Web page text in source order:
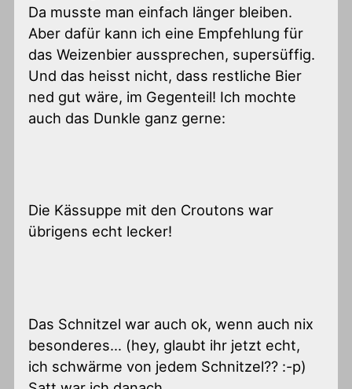
Da musste man einfach länger bleiben.
Aber dafür kann ich eine Empfehlung für
das Weizenbier aussprechen, supersüffig.
Und das heisst nicht, dass restliche Bier
ned gut wäre, im Gegenteil! Ich mochte
auch das Dunkle ganz gerne:
Die Kässuppe mit den Croutons war
übrigens echt lecker!
Das Schnitzel war auch ok, wenn auch nix
besonderes… (hey, glaubt ihr jetzt echt,
ich schwärme von jedem Schnitzel?? :-p)